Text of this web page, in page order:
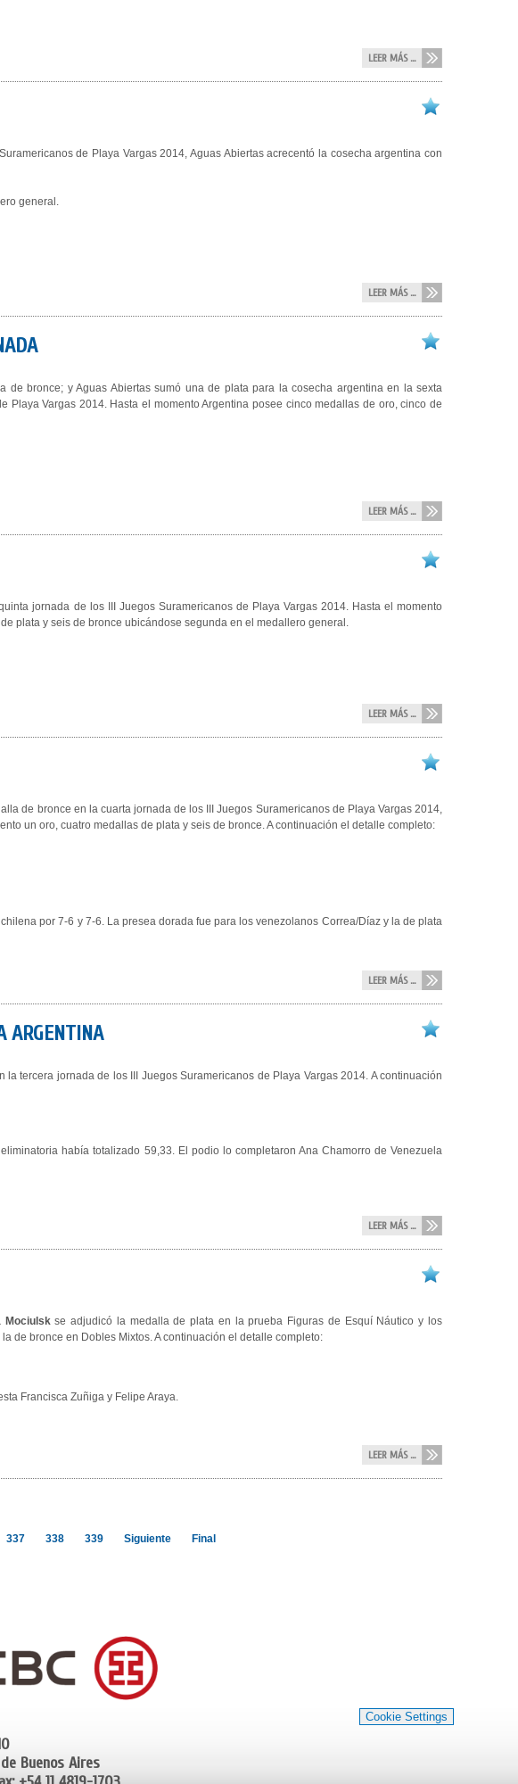
LEER MÁS ...
de Playa Vargas 2014, Aguas Abiertas acrecentó la cosecha argentina con
general.
LEER MÁS ...
de bronce; y Aguas Abiertas sumó una de plata para la cosecha argentina en la sexta
Playa Vargas 2014. Hasta el momento Argentina posee cinco medallas de oro, cinco de
LEER MÁS ...
jornada de los III Juegos Suramericanos de Playa Vargas 2014. Hasta el momento
plata y seis de bronce ubicándose segunda en el medallero general.
LEER MÁS ...
de bronce en la cuarta jornada de los III Juegos Suramericanos de Playa Vargas 2014,
un oro, cuatro medallas de plata y seis de bronce. A continuación el detalle completo:
por 7-6 y 7-6. La presea dorada fue para los venezolanos Correa/Díaz y la de plata
LEER MÁS ...
ARGENTINA
tercera jornada de los III Juegos Suramericanos de Playa Vargas 2014. A continuación
había totalizado 59,33. El podio lo completaron Ana Chamorro de Venezuela
LEER MÁS ...
Mociulskse adjudicó la medalla de plata en la prueba Figuras de Esquí Náutico y los
de bronce en Dobles Mixtos. A continuación el detalle completo:
Francisca Zuñiga y Felipe Araya.
LEER MÁS ...
337 338 339 Siguiente Final
Cookie Settings
Buenos Aires